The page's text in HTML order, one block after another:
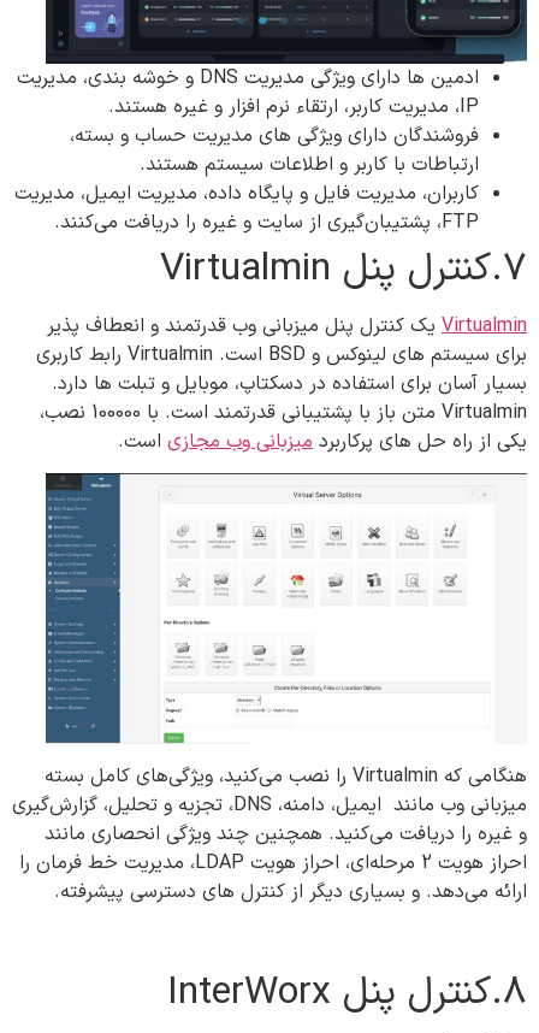
ادمین ها دارای ویژگی مدیریت DNS و خوشه بندی، مدیریت
IP، مدیریت کاربر، ارتقاء نرم افزار و غیره هستند.
فروشندگان دارای ویژگی های مدیریت حساب و بسته،
ارتباطات با کاربر و اطلاعات سیستم هستند.
کاربران، مدیریت فایل و پایگاه داده، مدیریت ایمیل، مدیریت
FTP، پشتیبان‌گیری از سایت و غیره را دریافت می‌کنند.
7.کنترل پنل‌ Virtualmin
Virtualmin یک کنترل پنل میزبانی وب قدرتمند و انعطاف پذیر
برای سیستم های لینوکس و BSD است. Virtualmin رابط کاربری
بسیار آسان برای استفاده در دسکتاپ، موبایل و تبلت ها دارد.
Virtualmin متن باز با پشتیبانی قدرتمند است. با 100000 نصب،
یکی از راه حل های پرکاربرد میزبانی وب مجازی است.
هنگامی که Virtualmin را نصب می‌کنید، ویژگی‌های کامل بسته
میزبانی وب مانند ایمیل، دامنه، DNS، تجزیه و تحلیل، گزارش‌گیری
و غیره را دریافت می‌کنید. همچنین چند ویژگی انحصاری مانند
احراز هویت 2 مرحله‌ای، احراز هویت LDAP، مدیریت خط فرمان را
ارائه می‌دهد. و بسیاری دیگر از کنترل های دسترسی پیشرفته.
8.کنترل پنل‌ InterWorx